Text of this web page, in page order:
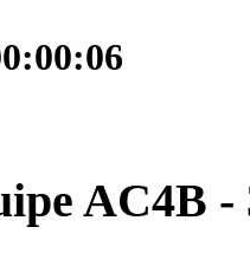
AC4B -